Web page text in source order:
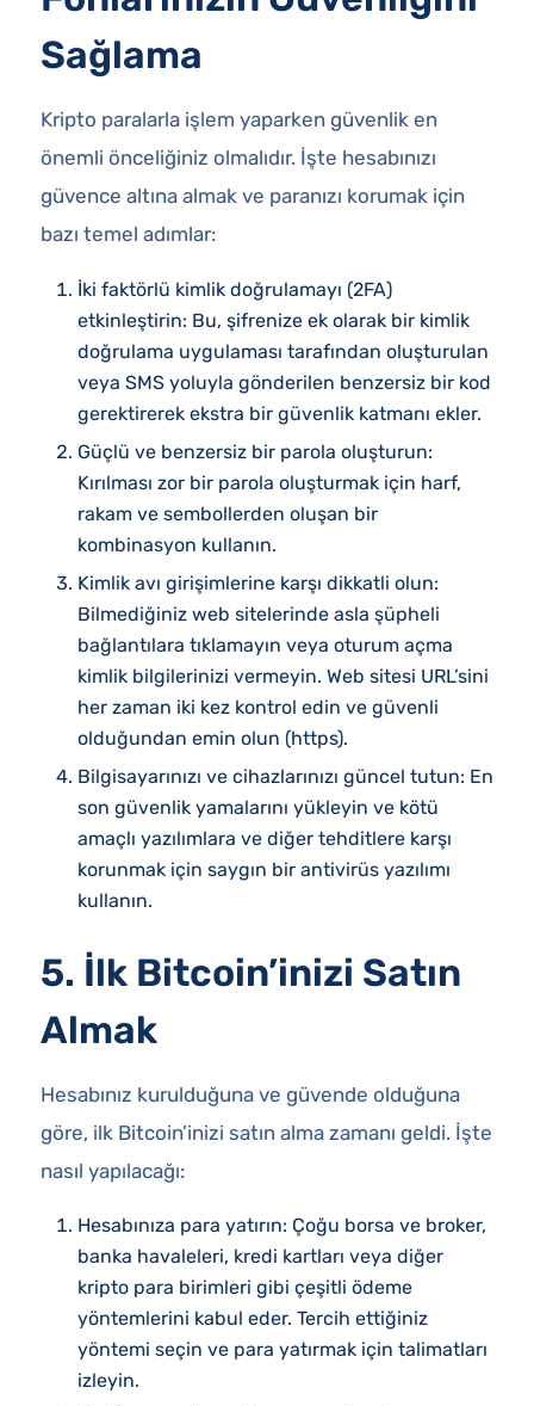
Sağlama
Kripto paralarla işlem yaparken güvenlik en
önemli önceliğiniz olmalıdır. İşte hesabınızı
güvence altına almak ve paranızı korumak için
bazı temel adımlar:
İki faktörlü kimlik doğrulamayı (2FA)
etkinleştirin: Bu, şifrenize ek olarak bir kimlik
doğrulama uygulaması tarafından oluşturulan
veya SMS yoluyla gönderilen benzersiz bir kod
gerektirerek ekstra bir güvenlik katmanı ekler.
Güçlü ve benzersiz bir parola oluşturun:
Kırılması zor bir parola oluşturmak için harf,
rakam ve sembollerden oluşan bir
kombinasyon kullanın.
Kimlik avı girişimlerine karşı dikkatli olun:
Bilmediğiniz web sitelerinde asla şüpheli
bağlantılara tıklamayın veya oturum açma
kimlik bilgilerinizi vermeyin. Web sitesi URL’sini
her zaman iki kez kontrol edin ve güvenli
olduğundan emin olun (https).
Bilgisayarınızı ve cihazlarınızı güncel tutun: En
son güvenlik yamalarını yükleyin ve kötü
amaçlı yazılımlara ve diğer tehditlere karşı
korunmak için saygın bir antivirüs yazılımı
kullanın.
5. İlk Bitcoin’inizi Satın
Almak
Hesabınız kurulduğuna ve güvende olduğuna
göre, ilk Bitcoin’inizi satın alma zamanı geldi. İşte
nasıl yapılacağı:
Hesabınıza para yatırın: Çoğu borsa ve broker,
banka havaleleri, kredi kartları veya diğer
kripto para birimleri gibi çeşitli ödeme
yöntemlerini kabul eder. Tercih ettiğiniz
yöntemi seçin ve para yatırmak için talimatları
izleyin.